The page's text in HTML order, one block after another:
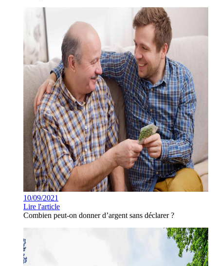
10/09/2021
Lire l'article
Combien peut-on donner d’argent sans déclarer ?